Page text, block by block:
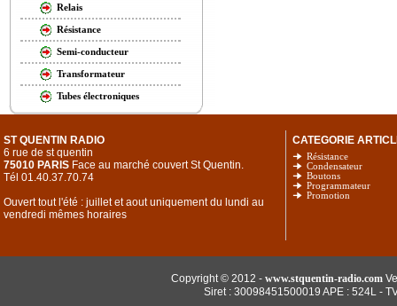
Relais
Résistance
Semi-conducteur
Transformateur
Tubes électroniques
ST QUENTIN RADIO
6 rue de st quentin
75010 PARIS Face au marché couvert St Quentin.
Tél 01.40.37.70.74
Ouvert tout l'été : juillet et aout uniquement du lundi au
vendredi mêmes horaires
CATEGORIE
Résistance
Condensateur
Boutons
Programmateur
Promotion
Copyright © 2012 - www.stquentin-radio.com
Siret : 30098451500019 APE : 524L -